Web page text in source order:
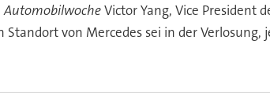
AutomobilwocheVictor Yang, Vice President
von Mercedes sei in der Verlosung,